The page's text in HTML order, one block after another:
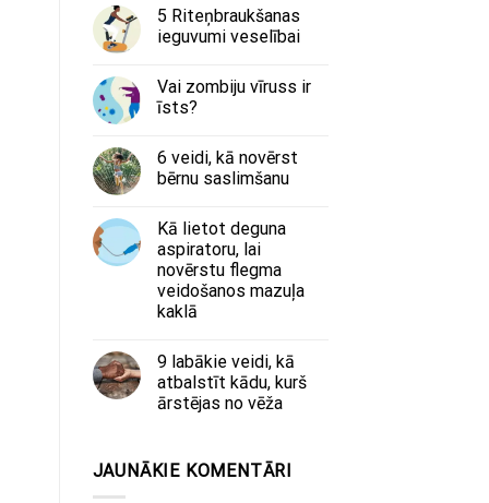
5 Riteņbraukšanas
ieguvumi veselībai
Vai zombiju vīruss ir
īsts?
6 veidi, kā novērst
bērnu saslimšanu
Kā lietot deguna
aspiratoru, lai
novērstu flegma
veidošanos mazuļa
kaklā
9 labākie veidi, kā
atbalstīt kādu, kurš
ārstējas no vēža
JAUNĀKIE KOMENTĀRI